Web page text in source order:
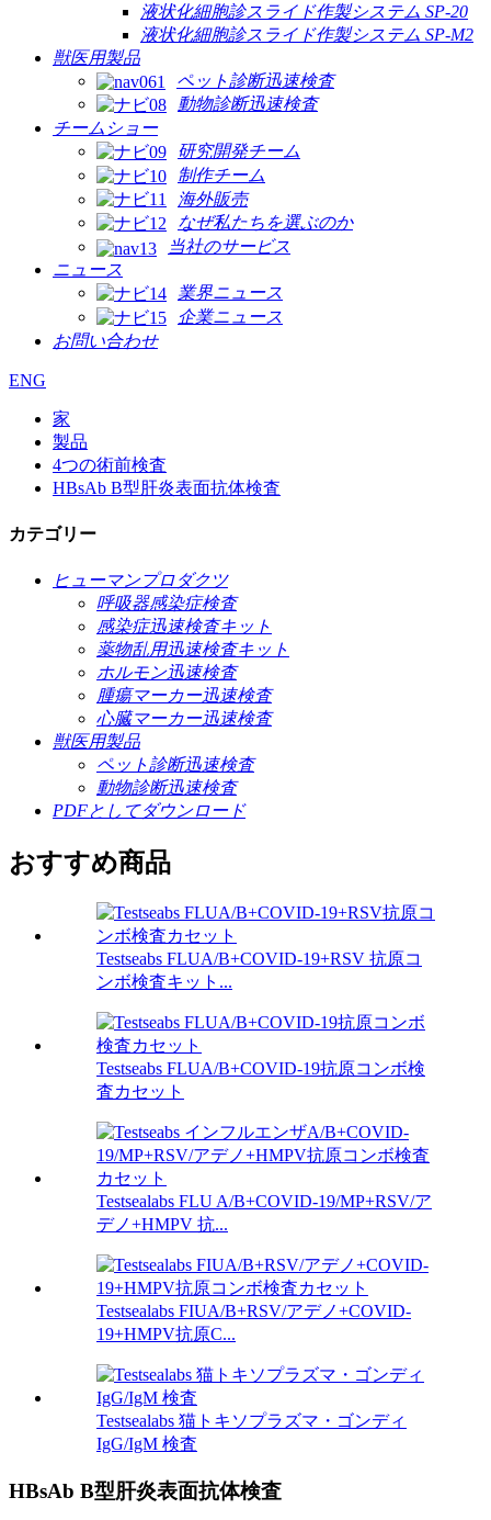
液状化細胞診スライド作製システム SP-20
液状化細胞診スライド作製システム SP-M2
獣医用製品
ペット診断迅速検査
動物診断迅速検査
チームショー
研究開発チーム
制作チーム
海外販売
なぜ私たちを選ぶのか
当社のサービス
ニュース
業界ニュース
企業ニュース
お問い合わせ
ENG
家
製品
4つの術前検査
HBsAb B型肝炎表面抗体検査
カテゴリー
ヒューマンプロダクツ
呼吸器感染症検査
感染症迅速検査キット
薬物乱用迅速検査キット
ホルモン迅速検査
腫瘍マーカー迅速検査
心臓マーカー迅速検査
獣医用製品
ペット診断迅速検査
動物診断迅速検査
PDFとしてダウンロード
おすすめ商品
Testseabs FLUA/B+COVID-19+RSV 抗原コ
ンボ検査キット...
Testseabs FLUA/B+COVID-19抗原コンボ検
査カセット
Testsealabs FLU A/B+COVID-19/MP+RSV/ア
デノ+HMPV 抗...
Testsealabs FIUA/B+RSV/アデノ+COVID-
19+HMPV抗原C...
Testsealabs 猫トキソプラズマ・ゴンディ
IgG/IgM 検査
HBsAb B型肝炎表面抗体検査